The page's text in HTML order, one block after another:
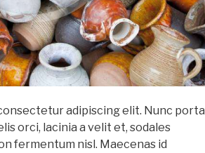
adipiscing elit. Nunc porta
orci, lacinia a velit et, sodales
fermentum nisl. Maecenas id